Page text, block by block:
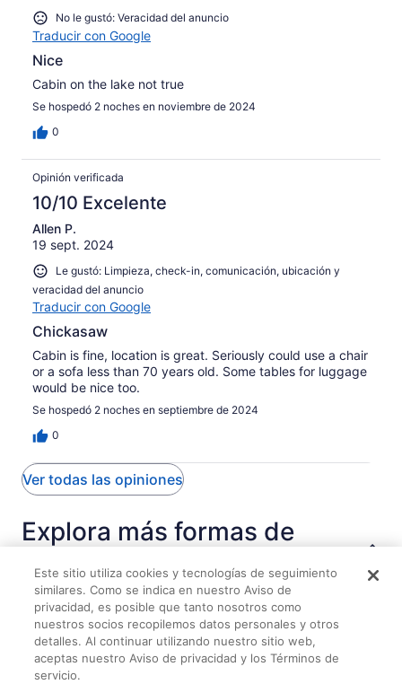
No le gustó: Veracidad del anuncio
Traducir con Google
Nice
Cabin on the lake not true
Se hospedó 2 noches en noviembre de 2024
0
Opinión verificada
10/10 Excelente
Allen P.
19 sept. 2024
Le gustó: Limpieza, check-in, comunicación, ubicación y
veracidad del anuncio
Traducir con Google
Chickasaw
Cabin is fine, location is great. Seriously could use a chair
or a sofa less than 70 years old. Some tables for luggage
would be nice too.
Se hospedó 2 noches en septiembre de 2024
0
Ver todas las opiniones
Explora más formas de
viajar con Travelocity
Hospedajes
Holiday Inn Ardmore I-35 by IHG
Este sitio utiliza cookies y tecnologías de seguimiento
similares. Como se indica en nuestro Aviso de
privacidad, es posible que tanto nosotros como
nuestros socios recopilemos datos personales y otros
detalles. Al continuar utilizando nuestro sitio web,
aceptas nuestro Aviso de privacidad y los Términos de
servicio.